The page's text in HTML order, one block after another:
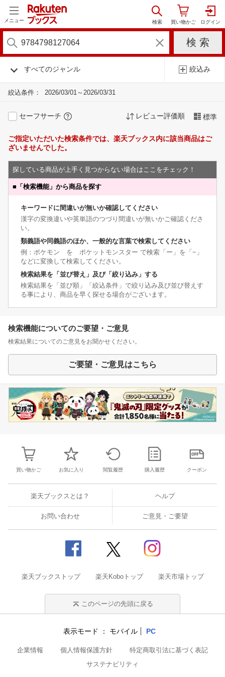
メニュー
すべてのジャンル 絞込み
絞込条件： 2026/03/01～2026/03/31
セーフサーチ レビュー評価順 標準
ご指定いただいた検索条件では、楽天ブックス内に該当商品はご
ざいませんでした。
探している商品が上手く見つからない場合はここをチェック！
■ 「検索機能」から商品を探す
キーワードに間違いが無いか確認してください
漢字の変換違いや英単語のつづり間違いが無いかご確認くださ
い。
類義語や同義語のほか、一般的な言葉で検索してください
例：ポケモン を ポケットモンスター で検索「ー」を「−」
などに変換して検索してください。
検索結果を「並び替え」及び「絞り込み」する
検索結果を「並び順」「絞込条件」で絞り込み及び並び替えす
る事により、商品を早く探せる場合がございます。
検索機能についてのご要望・ご意見
検索結果についてのご意見をお聞かせください。
ご要望・ご意見はこちら
買い物かご お気に入り 閲覧履歴 購入履歴 クーポン
楽天ブックスとは？ ヘルプ
お問い合わせ ご意見・ご要望
楽天ブックストップ 楽天Koboトップ 楽天市場トップ
このページの先頭に戻る
表示モード モバイル PC
企業情報 個人情報保護方針
特定商取引法に基づく表記
サステナビリティ